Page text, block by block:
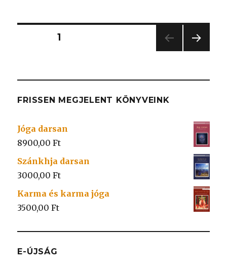
Bejegyzés
OLDAL1
FRISSEN MEGJELENT KÖNYVEINK
Jóga darsan
8900,00Ft
Szánkhja darsan
3000,00Ft
Karma és karma jóga
3500,00Ft
E-ÚJSÁG